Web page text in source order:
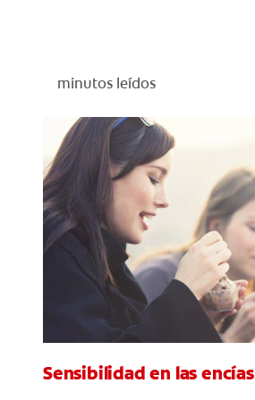
minutos leídos
Sensibilidad en las encías